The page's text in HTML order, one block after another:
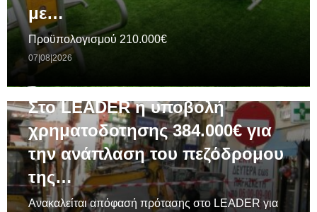
με…
Προϋπολογισμού 210.000€
07|08|2026
Στο LEADER η υποβολή
χρηματοδοτησης 384.000€ για
την ανάπλαση του πεζόδρομου
της…
Ανακαλείται απόφασή πρότασης στο LEADER για